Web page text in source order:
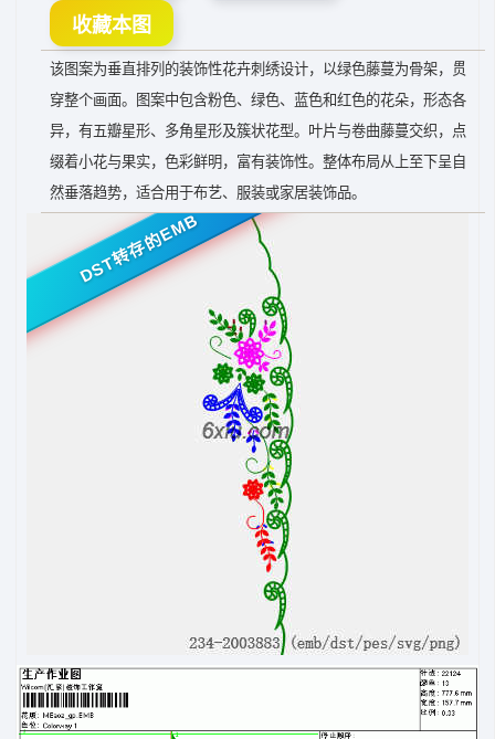
收藏本图
该图案为垂直排列的装饰性花卉刺绣设计，以绿色藤蔓为骨架，贯
穿整个画面。图案中包含粉色、绿色、蓝色和红色的花朵，形态各
异，有五瓣星形、多角星形及簇状花型。叶片与卷曲藤蔓交织，点
缀着小花与果实，色彩鲜明，富有装饰性。整体布局从上至下呈自
然垂落趋势，适合用于布艺、服装或家居装饰品。
DST转存的EMB